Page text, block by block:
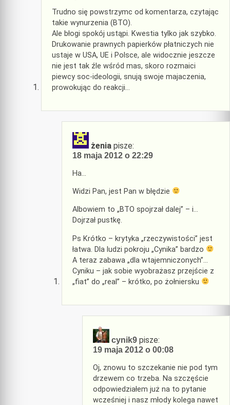
Trudno się powstrzymc od komentarza, czytając
takie wynurzenia (BTO).
Ale błogi spokój ustąpi. Kwestia tylko jak szybko.
Drukowanie prawnych papierków płatniczych nie
ustaje w USA, UE i Polsce, ale widocznie jeszcze
nie jest tak źle wśród mas, skoro rozmaici
piewcy soc-ideologii, snują swoje majaczenia,
prowokując do reakcji…
żenia pisze:
18 maja 2012 o 22:29
Ha…
Widzi Pan, jest Pan w błędzie
Albowiem to „BTO spojrzał dalej” – i…
Dojrzał pustkę.
Ps Krótko – krytyka „rzeczywistości” jest
łatwa. Dla ludzi pokroju „Cynika” bardzo
A teraz zabawa „dla wtajemniczonych”…
Cyniku – jak sobie wyobrażasz przejście z
„fiat” do „real” – krótko, po żołniersku
cynik9 pisze:
19 maja 2012 o 00:08
Oj, znowu to szczekanie nie pod tym
drzewem co trzeba. Na szczęście
odpowiedziałem już na to pytanie
wcześniej i nasz młody kolega nawet